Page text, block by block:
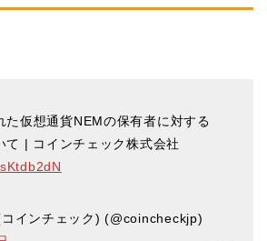
た仮想通貨NEMの保有者に対する
て | コインチェック株式会社
インチェック) (@coincheckjp)